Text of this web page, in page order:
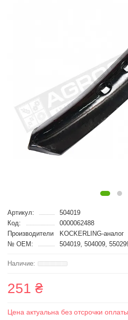
Артикул:
504019
Код:
0000062488
Производители
KOCKERLING-аналог
№ OEM:
504019, 504009,
251 ₴
Цена актуальна без отсрочки оплаты